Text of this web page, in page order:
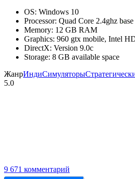
OS: Windows 10
Processor: Quad Core 2.4ghz
Memory: 12 GB RAM
Graphics: 960 gtx mobile, Intel
DirectX: Version 9.0c
Storage: 8 GB available space
ЖанрИндиСимуляторы
5.0
9 671 комментарий